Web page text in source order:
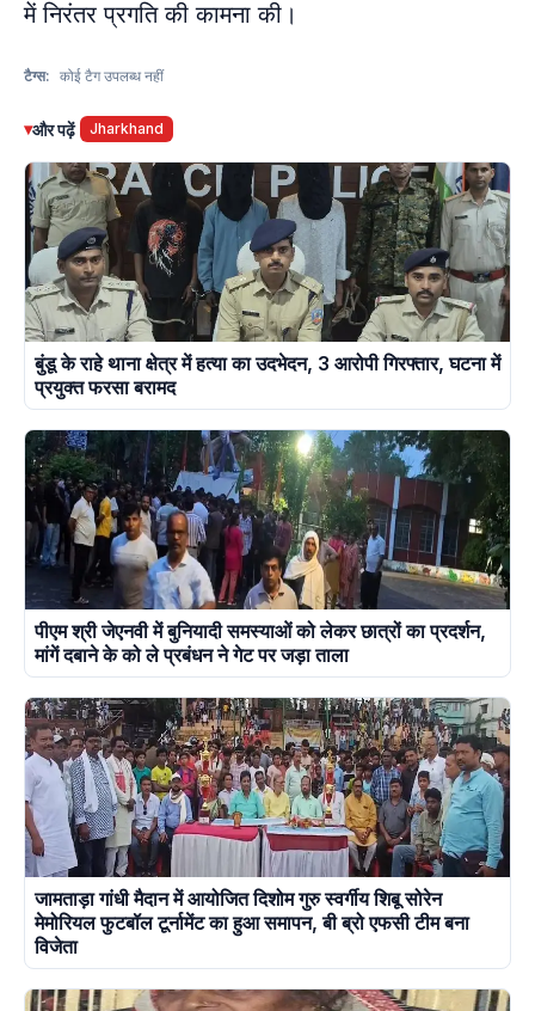
में निरंतर प्रगति की कामना की।
टैग्स: कोई टैग उपलब्ध नहीं
▾और पढ़ें Jharkhand
बुंडू के राहे थाना क्षेत्र में हत्या का उदभेदन, 3 आरोपी गिरफ्तार, घटना में
प्रयुक्त फरसा बरामद
पीएम श्री जेएनवी में बुनियादी समस्याओं को लेकर छात्रों का प्रदर्शन,
मांगें दबाने के को ले प्रबंधन ने गेट पर जड़ा ताला
जामताड़ा गांधी मैदान में आयोजित दिशोम गुरु स्वर्गीय शिबू सोरेन
मेमोरियल फुटबॉल टूर्नामेंट का हुआ समापन, बी ब्रो एफसी टीम बना
विजेता